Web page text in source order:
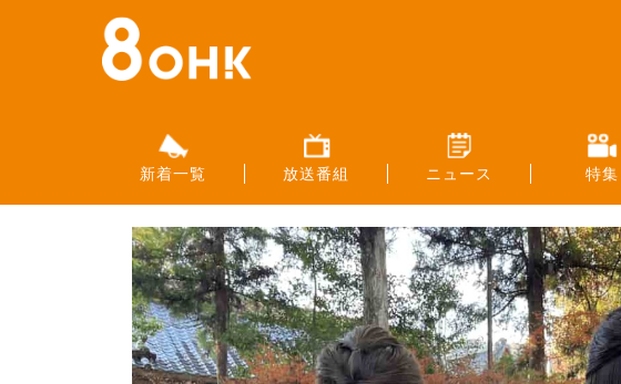
新着一覧 放送番組 ニュース 特集